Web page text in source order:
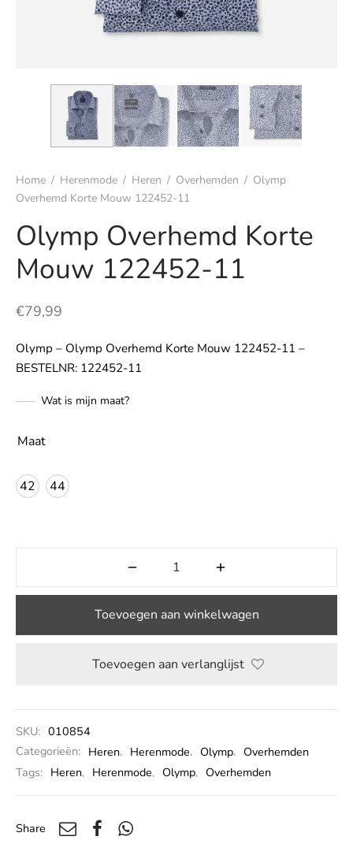
Home / Herenmode / Heren / Overhemden / Olymp
Overhemd Korte Mouw 122452-11
Olymp Overhemd Korte
Mouw 122452-11
€79,99
Olymp – Olymp Overhemd Korte Mouw 122452-11 –
BESTELNR: 122452-11
Wat is mijn maat?
Maat
42 44
Toevoegen aan winkelwagen
Toevoegen aan verlanglijst
SKU: 010854
Categorieën: Heren, Herenmode, Olymp, Overhemden
Tags: Heren, Herenmode, Olymp, Overhemden
Share
& t-shirts
& colberts
& vesten